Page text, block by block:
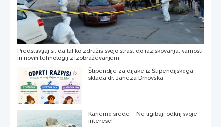
Predstavljaj si, da lahko združiš svojo strast do raziskovanja, varnosti
in novih tehnologij z izobraževanjem
Štipendije za dijake iz Štipendijskega
sklada dr. Janeza Drnovška
Karierne srede – Ne ugibaj, odkrij svoje
interese!